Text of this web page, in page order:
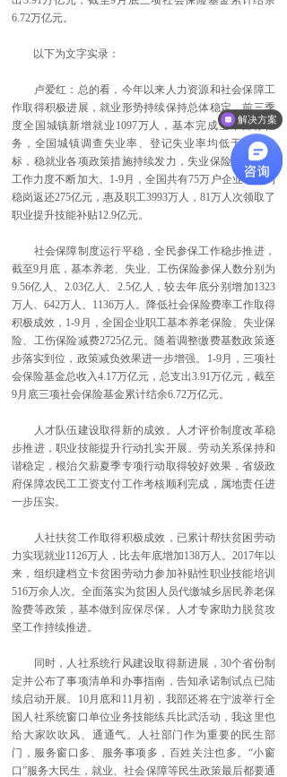
6.72万亿元。
以下为文字实录：
卢爱红：总的看，今年以来人力资源和社会保障工
作取得积极进展，就业形势持续保持总体稳定，前三季
度全国城镇新增就业1097万人，基本完成全年目标任
务，全国城镇调查失业率、登记失业率均低于控制目
标，稳就业各项政策措施持续发力，失业保险援企稳岗
工作力度不断加大。1-9月，全国共有75万户企业享受到
稳岗返还275亿元，惠及职工3993万人，81万人次领取了
职业提升技能补贴12.9亿元。
社会保障制度运行平稳，全民参保工作稳步推进，
截至9月底，基本养老、失业、工伤保险参保人数分别为
9.56亿人、2.03亿人、2.5亿人，较去年底分别增加1323
万人、642万人、1136万人。降低社会保险费率工作取得
积极成效，1-9月，全国企业职工基本养老保险、失业保
险、工伤保险减费2725亿元。随着调整缴费基数政策逐
步落实到位，政策减负效果进一步增强。1-9月，三项社
会保险基金总收入4.17万亿元，总支出3.91万亿元，截至
9月底三项社会保险基金累计结余6.72万亿元。
人才队伍建设取得新的成效。人才评价制度改革稳
步推进，职业技能提升行动扎实开展。劳动关系保持和
谐稳定，根治欠薪夏季专项行动取得较好效果，省级政
府保障农民工工资支付工作考核顺利完成，属地责任进
一步压实。
人社扶贫工作取得积极成效，已累计帮扶贫困劳动
力实现就业1126万人，比去年底增加138万人。2017年以
来，组织建档立卡贫困劳动力参加补贴性职业技能培训
516万余人次。全面落实为贫困人员代缴城乡居民养老保
险费等政策，基本做到应保尽保。人才专家助力脱贫攻
坚工作持续推进。
同时，人社系统行风建设取得新进展，30个省份制
定并公布了事项清单和办事指南，告知承诺制试点已陆
续启动开展。10月底和11月初，我部还将在宁波举行全
国人社系统窗口单位业务技能练兵比武活动，我这里也
给大家吹吹风、通通气。人社部门作为重要的民生部
门，服务窗口多、服务事项多，百姓关注也多。“小窗
口”服务大民生，就业、社会保障等民生政策最后都要通
解决方案